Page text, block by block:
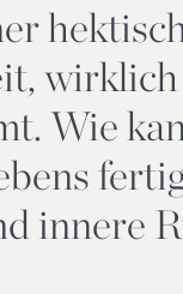
Wie
innere